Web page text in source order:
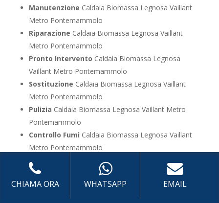
Manutenzione Caldaia Biomassa Legnosa Vaillant
Metro Pontemammolo
Riparazione Caldaia Biomassa Legnosa Vaillant
Metro Pontemammolo
Pronto Intervento Caldaia Biomassa Legnosa
Vaillant Metro Pontemammolo
Sostituzione Caldaia Biomassa Legnosa Vaillant
Metro Pontemammolo
Pulizia Caldaia Biomassa Legnosa Vaillant Metro
Pontemammolo
Controllo Fumi Caldaia Biomassa Legnosa Vaillant
Metro Pontemammolo
Bollino Blu
Caldaia Biomassa Legnosa Vaillant
Metro Pontemammolo
VenditaCaldaia Biomassa Legnosa Vaillant Metro
Pontemammolo
CHIAMA ORA WHATSAPP EMAIL